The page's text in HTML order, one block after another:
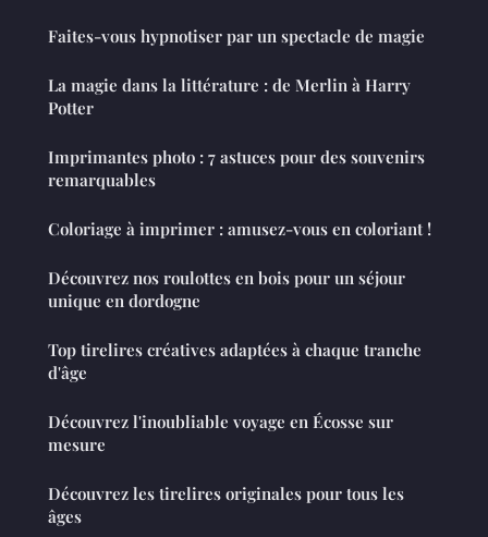
Faites-vous hypnotiser par un spectacle de magie
La magie dans la littérature : de Merlin à Harry
Potter
Imprimantes photo : 7 astuces pour des souvenirs
remarquables
Coloriage à imprimer : amusez-vous en coloriant !
Découvrez nos roulottes en bois pour un séjour
unique en dordogne
Top tirelires créatives adaptées à chaque tranche
d'âge
Découvrez l'inoubliable voyage en Écosse sur
mesure
Découvrez les tirelires originales pour tous les
âges